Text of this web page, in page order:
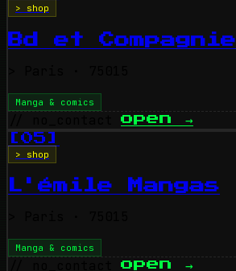
> shop
Bd et Compagnie
Manga & comics
open →
[05]
> shop
L'émile Mangas
Manga & comics
open →